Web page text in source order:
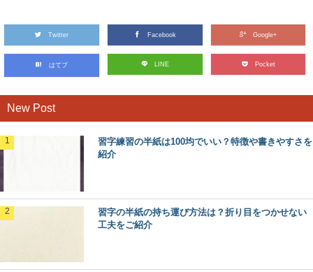
Twitter Facebook Google+
はてブ LINE Pocket
New Post
習字練習の半紙は100均でいい？特徴や書きやすさを
紹介
習字の半紙の持ち運び方法は？折り目をつかせない
工夫をご紹介